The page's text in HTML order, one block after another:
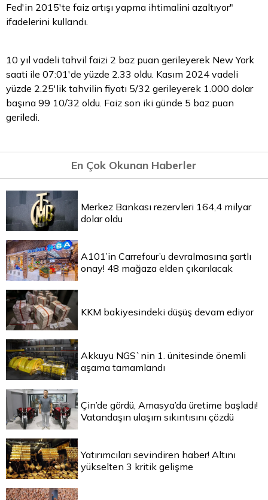
Fed'in 2015'te faiz artışı yapma ihtimalini azaltıyor"
ifadelerini kullandı.
10 yıl vadeli tahvil faizi 2 baz puan gerileyerek New York
saati ile 07:01'de yüzde 2.33 oldu. Kasım 2024 vadeli
yüzde 2.25'lik tahvilin fiyatı 5/32 gerileyerek 1.000 dolar
başına 99 10/32 oldu. Faiz son iki günde 5 baz puan
geriledi.
En Çok Okunan Haberler
Merkez Bankası rezervleri 164,4 milyar
dolar oldu
A101’in Carrefour’u devralmasına şartlı
onay! 48 mağaza elden çıkarılacak
KKM bakiyesindeki düşüş devam ediyor
Akkuyu NGS`nin 1. ünitesinde önemli
aşama tamamlandı
Çin’de gördü, Amasya’da üretime başladı!
Vatandaşın ulaşım sıkıntısını çözdü
Yatırımcıları sevindiren haber! Altını
yükselten 3 kritik gelişme